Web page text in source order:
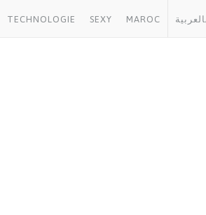
TECHNOLOGIE SEXY MAROC